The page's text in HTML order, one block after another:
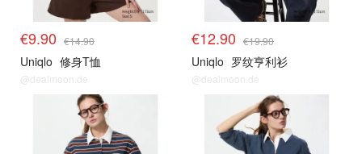
€9.90 €14.90
Uniqlo 修身T恤
@dealmoon.de
€12.90 €19.90
Uniqlo 罗纹亨利衫
@dealmoon.de